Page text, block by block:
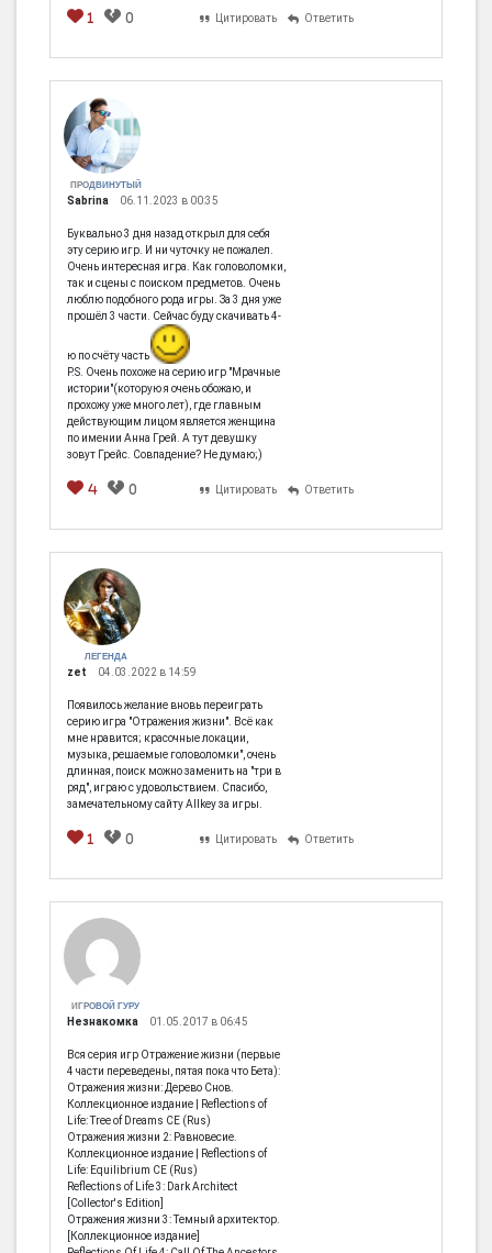
1 0 Цитировать Ответить
ПРОДВИНУТЫЙ
Sabrina 06.11.2023 в 00:35
Буквально 3 дня назад открыл для себя
эту серию игр. И ни чуточку не пожалел.
Очень интересная игра. Как головоломки,
так и сцены с поиском предметов. Очень
люблю подобного рода игры. За 3 дня уже
прошёл 3 части. Сейчас буду скачивать 4-
ю по счёту часть
P.S. Очень похоже на серию игр "Мрачные
истории"(которую я очень обожаю, и
прохожу уже много лет), где главным
действующим лицом является женщина
по имении Анна Грей. А тут девушку
зовут Грейс. Совпадение? Не думаю;)
4 0 Цитировать Ответить
ЛЕГЕНДА
zet 04.03.2022 в 14:59
Появилось желание вновь переиграть
серию игра "Отражения жизни". Всё как
мне нравится; красочные локации,
музыка, решаемые головоломки", очень
длинная, поиск можно заменить на "три в
ряд", играю с удовольствием. Спасибо,
замечательному сайту Allkey за игры.
1 0 Цитировать Ответить
ИГРОВОЙ ГУРУ
Незнакомка 01.05.2017 в 06:45
Вся серия игр Отражение жизни (первые
4 части переведены, пятая пока что Бета):
Отражения жизни: Дерево Снов.
Коллекционное издание | Reflections of
Life: Tree of Dreams CE (Rus)
Отражения жизни 2: Равновесие.
Коллекционное издание | Reflections of
Life: Equilibrium CE (Rus)
Reflections of Life 3: Dark Architect
[Collector's Edition]
Отражения жизни 3: Темный архитектор.
[Коллекционное издание]